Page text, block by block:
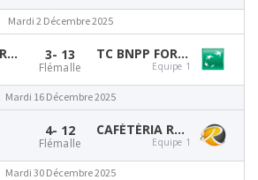
Mardi 2 Décembre 2025
CAFÉTÉRIA RTC FLÉMALLE 3- 13
Flémalle
TC BNPP FORTIS LIÈGE
Equipe 1
Mardi 16 Décembre 2025
4- 12
Flémalle
CAFÉTÉRIA RTC FLÉMALLE
Equipe 1
Mardi 30 Décembre 2025